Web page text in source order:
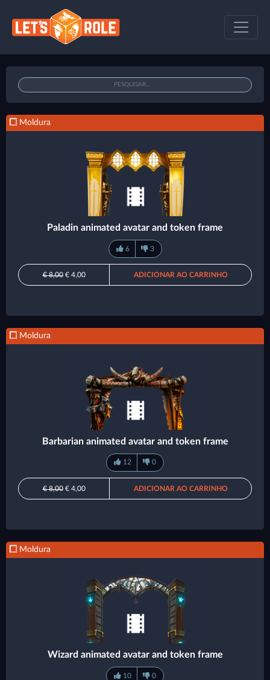
Moldura
Paladin animated avatar and token frame
6 3
€ 8,00€ 4,00 ADICIONAR AO CARRINHO
Moldura
Barbarian animated avatar and token frame
12 0
€ 8,00€ 4,00 ADICIONAR AO CARRINHO
Moldura
Wizard animated avatar and token frame
10 0